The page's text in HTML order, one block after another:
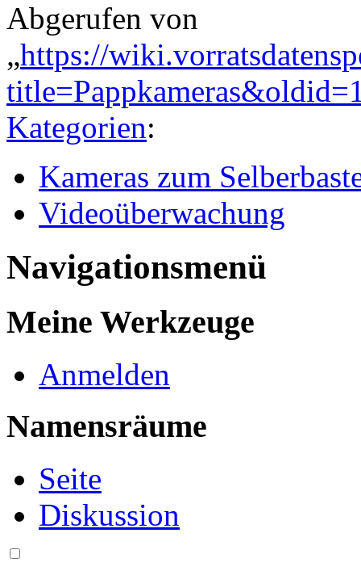
Abgerufen von
„https://
Kategorien:
Kameras zum
Videoüberwachung
Navigationsmenü
Meine Werkzeuge
Anmelden
Namensräume
Seite
Diskussion